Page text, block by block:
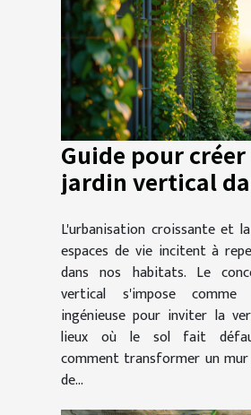
Guide pour créer
jardin vertical
L'urbanisation croissante et
espaces de vie incitent à
dans nos habitats. Le
vertical s'impose
ingénieuse pour inviter la
lieux où le sol fait
comment transformer un
de...